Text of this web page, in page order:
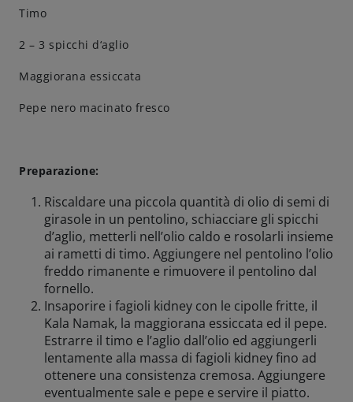
Timo
2 – 3 spicchi d‘aglio
Maggiorana essiccata
Pepe nero macinato fresco
Preparazione:
Riscaldare una piccola quantità di olio di semi di
girasole in un pentolino, schiacciare gli spicchi
d’aglio, metterli nell’olio caldo e rosolarli insieme
ai rametti di timo. Aggiungere nel pentolino l’olio
freddo rimanente e rimuovere il pentolino dal
fornello.
Insaporire i fagioli kidney con le cipolle fritte, il
Kala Namak, la maggiorana essiccata ed il pepe.
Estrarre il timo e l’aglio dall’olio ed aggiungerli
lentamente alla massa di fagioli kidney fino ad
ottenere una consistenza cremosa. Aggiungere
eventualmente sale e pepe e servire il piatto.